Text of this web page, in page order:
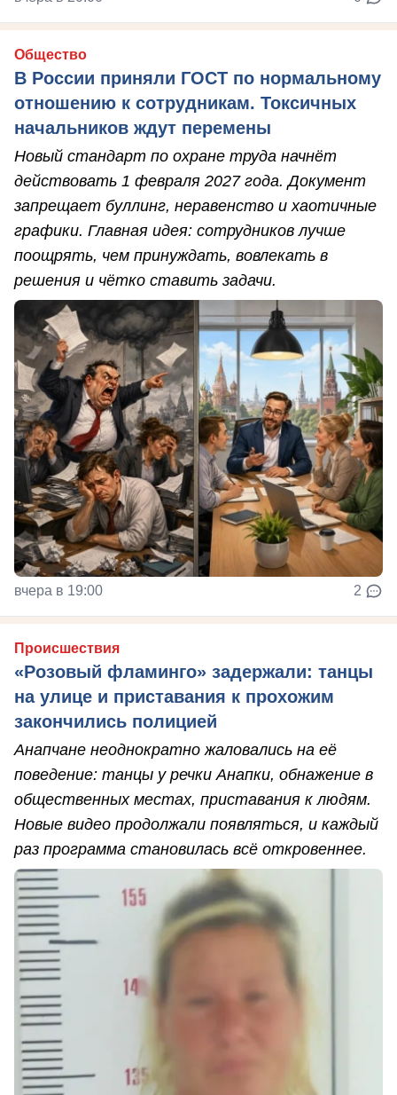
Общество
В России приняли ГОСТ по нормальному
отношению к сотрудникам. Токсичных
начальников ждут перемены
Новый стандарт по охране труда начнёт
действовать 1 февраля 2027 года. Документ
запрещает буллинг, неравенство и хаотичные
графики. Главная идея: сотрудников лучше
поощрять, чем принуждать, вовлекать в
решения и чётко ставить задачи.
вчера в 19:00 2
Происшествия
«Розовый фламинго» задержали: танцы
на улице и приставания к прохожим
закончились полицией
Анапчане неоднократно жаловались на её
поведение: танцы у речки Анапки, обнажение в
общественных местах, приставания к людям.
Новые видео продолжали появляться, и каждый
раз программа становилась всё откровеннее.